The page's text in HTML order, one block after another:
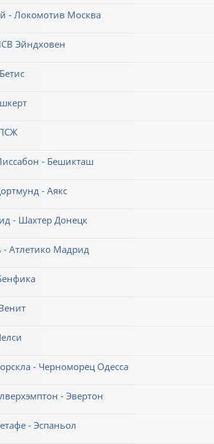
- Локомотив Москва
Эйндховен
- Бешикташ
- Аякс
- Шахтер Донецк
- Атлетико Мадрид
- Черноморец Одесса
- Эвертон
- Эспаньол